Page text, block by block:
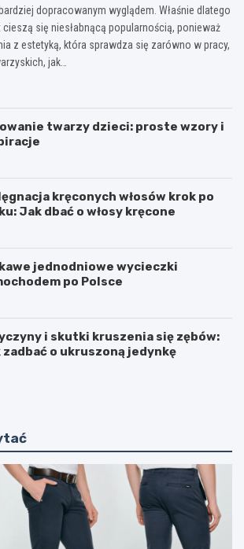
dopracowanym wyglądem. Właśnie dlatego
się niesłabnącą popularnością, ponieważ
z estetyką, która sprawdza się zarówno w pracy,
jak…
twarzy dzieci: proste wzory i
kręconych włosów krok po
Jak dbać o włosy kręcone
jednodniowe wycieczki
po Polsce
i skutki kruszenia się zębów:
zadbać o ukruszoną jedynkę